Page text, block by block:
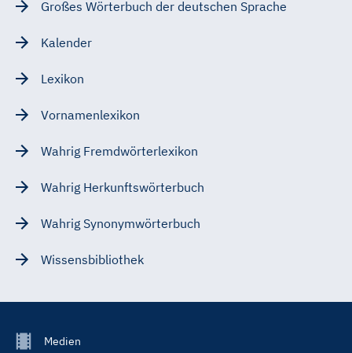
Großes Wörterbuch der deutschen Sprache
Kalender
Lexikon
Vornamenlexikon
Wahrig Fremdwörterlexikon
Wahrig Herkunftswörterbuch
Wahrig Synonymwörterbuch
Wissensbibliothek
FooterMedien